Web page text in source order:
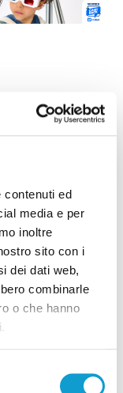
contenuti ed
media e per
inoltre
sito con i
dei dati web,
combinarle
o che hanno